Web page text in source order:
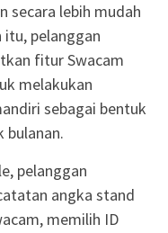
secara lebih mudah
itu, pelanggan
fitur Swacam
melakukan
sebagai bentuk
pelanggan
angka stand
memilih ID